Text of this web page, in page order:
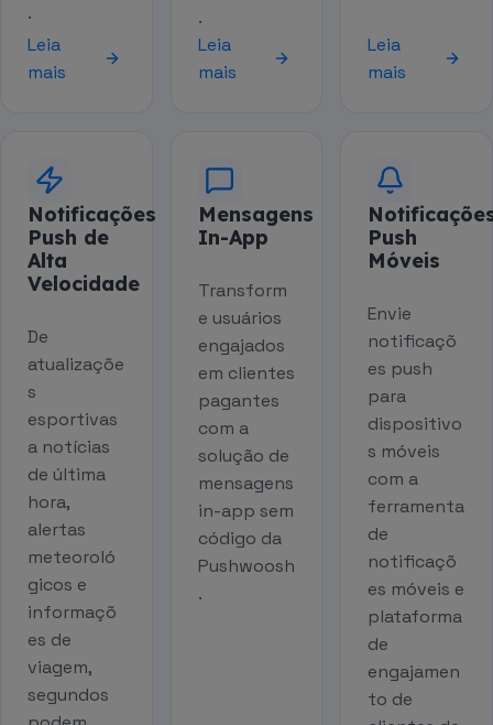
.
Leia
mais
.
Leia
mais
Leia
mais
Notificações
Push de
Alta
Velocidade
De
atualizaçõe
s
esportivas
a notícias
de última
hora,
alertas
meteoroló
gicos e
informaçõ
es de
viagem,
segundos
Mensagens
In-App
Transform
e usuários
engajados
em clientes
pagantes
com a
solução de
mensagens
in-app sem
código da
Pushwoosh
.
Push
Móveis
Envie
notificaçõ
es push
para
dispositivo
s móveis
com a
ferramenta
de
notificaçõ
es móveis e
plataforma
de
engajamen
to de